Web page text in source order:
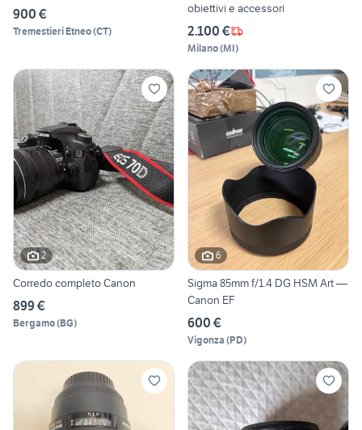
900 €
Tremestieri Etneo(CT)
obiettivi e accessori
2.100 €
Milano(MI)
2
Corredo completo Canon
899 €
Bergamo(BG)
6
Sigma 85mm f/1.4 DG HSM Art —
Canon EF
600 €
Vigonza (PD)